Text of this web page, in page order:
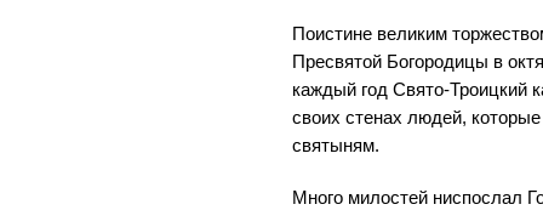
Поистине великим
Пресвятой Богородицы в
каждый год Свято-Троицкий
своих стенах людей,
святыням.
Много милостей ниспослал